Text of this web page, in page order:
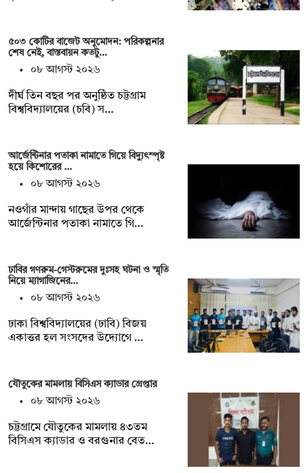
৫০৩ কোটির বাজেট অনুমোদন: পরিকল্পনার
শেষ নেই, বাস্তবায়ন কতটু…
০৮ আগস্ট ২০২৬
দীর্ঘ তিন বছর পর অনুষ্ঠিত চট্টগ্রাম
বিশ্ববিদ্যালয়ের (চবি) স…
আর্জেন্টিনার পতাকা নামাতে গিয়ে বিদ্যুৎস্পৃষ্ট
হয়ে কিশোরের …
০৮ আগস্ট ২০২৬
নওগাঁর মান্দায় গাছের উপর থেকে
আর্জেন্টিনার পতাকা নামাতে গি…
ঢাবির গণরুম-গেস্টরুমের দুঃসহ ঘটনা ও স্মৃতি
নিয়ে ম্যাগাজিনের…
০৮ আগস্ট ২০২৬
ঢাকা বিশ্ববিদ্যালয়ের (ঢাবি) বিজয়
একাত্তর হল সংসদের উদ্যোগে …
যৌতুকের মামলায় বিসিএস ক্যাডার গ্রেপ্তার
০৮ আগস্ট ২০২৬
চট্টগ্রামে যৌতুকের মামলায় ৪৩তম
বিসিএস ক্যাডার ও বরগুনার বেত…